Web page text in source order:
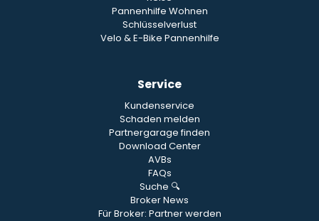
Pannenhilfe Wohnen
Schlüsselverlust
Velo & E-Bike Pannenhilfe
Service
Kundenservice
Schaden melden
Partnergarage finden
Download Center
AVBs
FAQs
Suche 🔍
Broker News
Für Broker: Partner werden